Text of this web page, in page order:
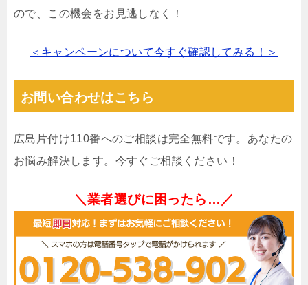
ので、この機会をお見逃しなく！
＜キャンペーンについて今すぐ確認してみる！＞
お問い合わせはこちら
広島片付け110番へのご相談は完全無料です。あなたの
お悩み解決します。今すぐご相談ください！
＼業者選びに困ったら…／